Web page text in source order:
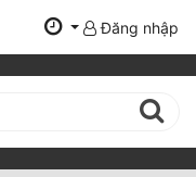
Đăng nhập